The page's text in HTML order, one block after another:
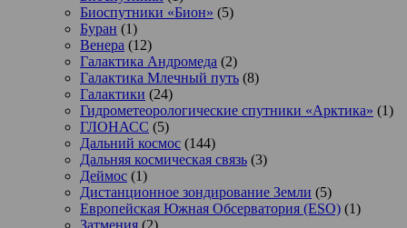
Биоспутники «Бион» (5)
Буран (1)
Венера (12)
Галактика Андромеда (2)
Галактика Млечный путь (8)
Галактики (24)
Гидрометеорологические спутники «Арктика» (1)
ГЛОНАСС (5)
Дальний космос (144)
Дальняя космическая связь (3)
Деймос (1)
Дистанционное зондирование Земли (5)
Европейская Южная Обсерватория (ESO) (1)
Затмения (2)